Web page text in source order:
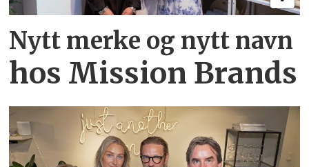
Nytt merke og nytt navn
hos Mission Brands